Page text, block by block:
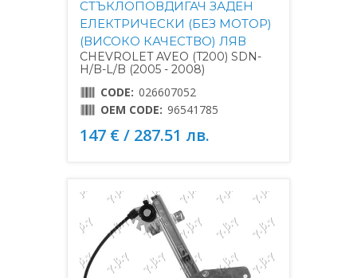
СТЪКЛОПОВДИГАЧ ЗАДЕН
ЕЛЕКТРИЧЕСКИ (БЕЗ МОТОР)
(ВИСОКО КАЧЕСТВО) ЛЯВ
CHEVROLET AVEO (T200) SDN-
H/B-L/B (2005 - 2008)
CODE: 026607052
OEM CODE: 96541785
147 € / 287.51 лв.